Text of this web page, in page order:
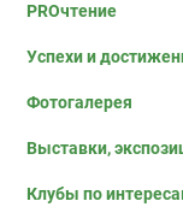
PROчтение
Успехи и
Фотогалерея
Выставки,
Клубы по